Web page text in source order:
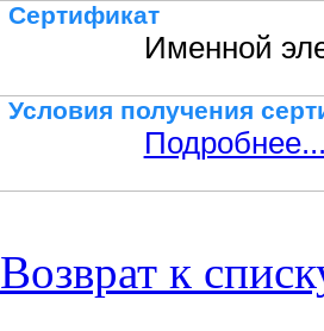
Сертификат
Именной
Условия получения
Подробнее...
Возврат к